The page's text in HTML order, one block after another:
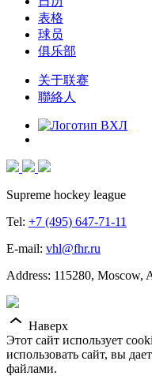
表格
球员
俱乐部
关于联赛
聯絡人
Supreme hockey league
Tel: +7 (495) 647-71-11
E-mail: vhl@fhr.ru
Address: 115280, Moscow,
Наверх
Этот сайт использует
использовать сайт, вы
файлами.